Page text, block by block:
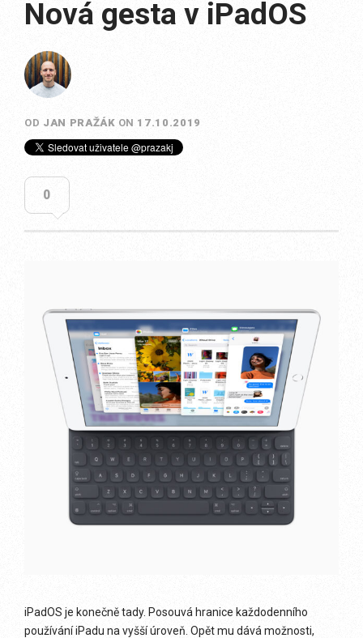
Nová gesta v iPadOS
OD JAN PRAŽÁK ON 17.10.2019
0
iPadOS je konečně tady. Posouvá hranice každodenního
používání iPadu na vyšší úroveň. Opět mu dává možnosti,